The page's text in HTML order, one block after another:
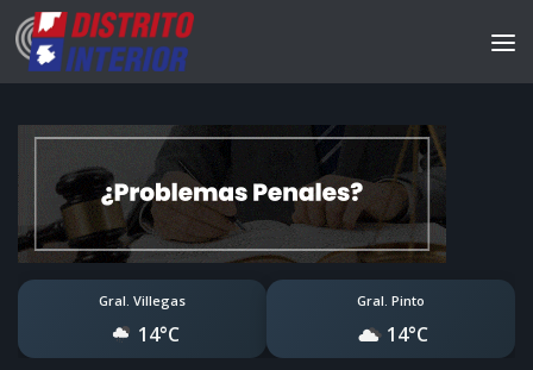
Gral. Villegas
14°C
Gral. Pinto
14°C